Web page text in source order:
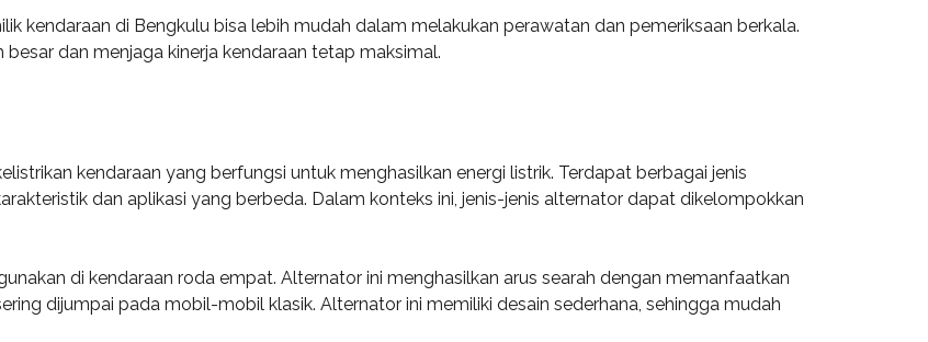
kendaraan di Bengkulu bisa lebih mudah dalam melakukan perawatan dan pemeriksaan berkala.
dan menjaga kinerja kendaraan tetap maksimal.
kendaraan yang berfungsi untuk menghasilkan energi listrik. Terdapat berbagai jenis
dan aplikasi yang berbeda. Dalam konteks ini, jenis-jenis alternator dapat dikelompokkan
di kendaraan roda empat. Alternator ini menghasilkan arus searah dengan memanfaatkan
dijumpai pada mobil-mobil klasik. Alternator ini memiliki desain sederhana, sehingga mudah